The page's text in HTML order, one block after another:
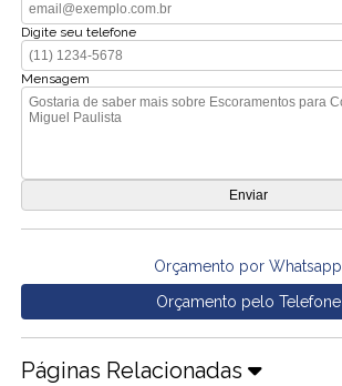
Digite seu telefone
Mensagem
Orçamento por Whatsapp
Orçamento pelo Telefone
Páginas Relacionadas